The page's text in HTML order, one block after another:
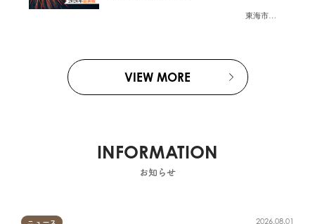
東海市大府市
VIEW MORE
INFORMATION
お知らせ
ニュース 2026.08.01